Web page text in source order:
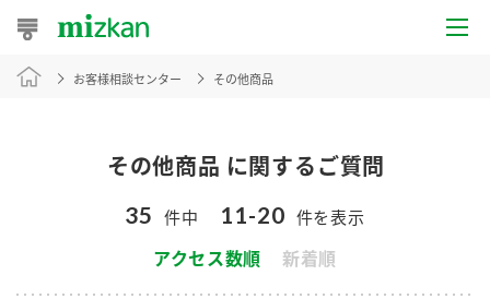
おうちレシピ
レシピカテゴリ一覧
お客様相談センター その他商品
その他商品 に関するご質問
35 件中 11-20 件を表示
アクセス数順 新着順